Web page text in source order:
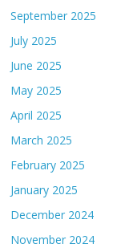
September 2025
July 2025
June 2025
May 2025
April 2025
March 2025
February 2025
January 2025
December 2024
November 2024